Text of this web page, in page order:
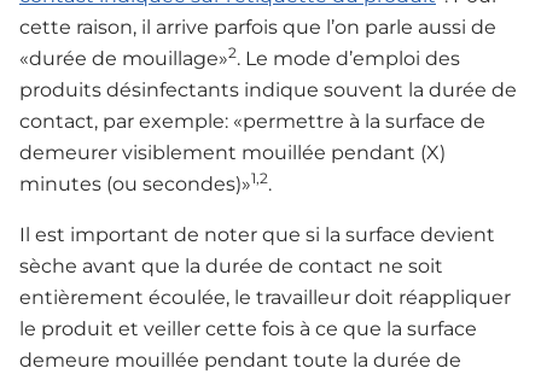
cette raison, il arrive parfois que l’on parle aussi de
«durée de mouillage»2. Le mode d’emploi des
produits désinfectants indique souvent la durée de
contact, par exemple: «permettre à la surface de
demeurer visiblement mouillée pendant (X)
minutes (ou secondes)»1,2.
Il est important de noter que si la surface devient
sèche avant que la durée de contact ne soit
entièrement écoulée, le travailleur doit réappliquer
le produit et veiller cette fois à ce que la surface
demeure mouillée pendant toute la durée de